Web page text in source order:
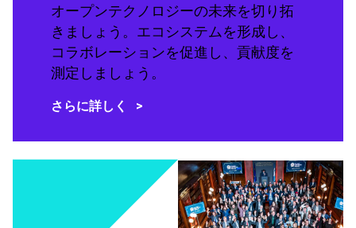
オープンテクノロジーの未来を切り拓
きましょう。エコシステムを形成し、
コラボレーションを促進し、貢献度を
測定しましょう。
さらに詳しく